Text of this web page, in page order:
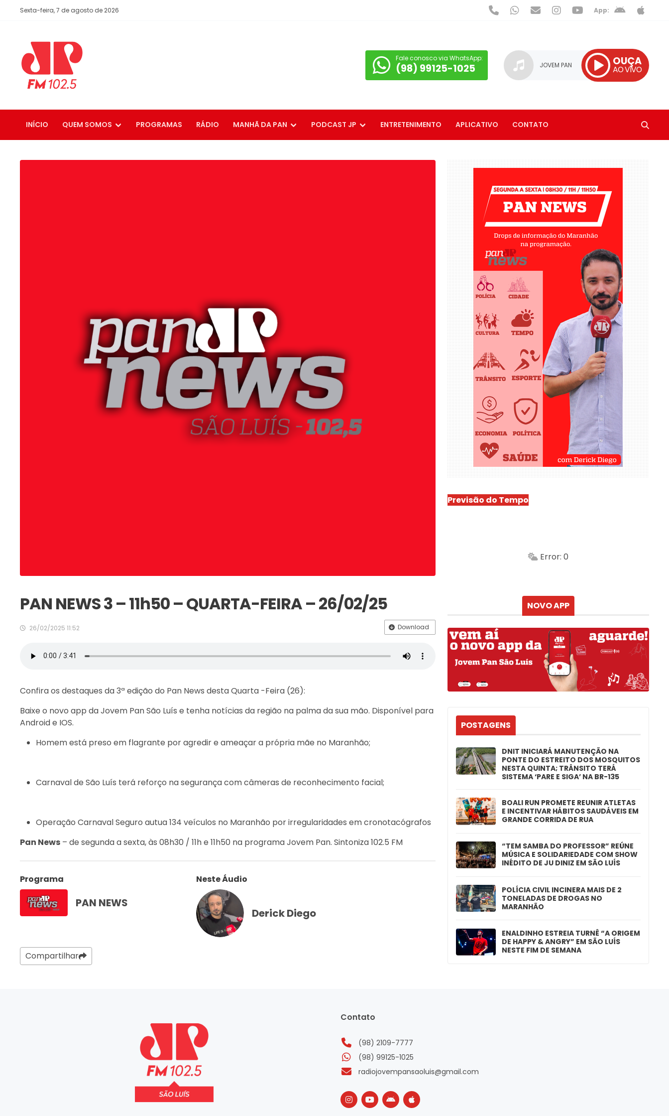
Sexta-feira, 7 de agosto de 2026 App:
Fale conosco via WhatsApp:
(98) 99125-1025 JOVEM PAN OUÇA
AO VIVO
INÍCIO QUEM SOMOS PROGRAMAS RÁDIO MANHÃ DA PAN PODCAST JP ENTRETENIMENTO APLICATIVO CONTATO
PAN NEWS 3 – 11h50 – QUARTA-FEIRA – 26/02/25
26/02/2025 11:52 Download
Confira os destaques da 3ª edição do Pan News desta Quarta -Feira (26):
Baixe o novo app da Jovem Pan São Luís e tenha notícias da região na palma da sua mão. Disponível para
Android e IOS.
Homem está preso em flagrante por agredir e ameaçar a própria mãe no Maranhão;
Carnaval de São Luís terá reforço na segurança com câmeras de reconhecimento facial;
Operação Carnaval Seguro autua 134 veículos no Maranhão por irregularidades em cronotacógrafos
Pan News – de segunda a sexta, às 08h30 / 11h e 11h50 na programa Jovem Pan. Sintoniza 102.5 FM
Programa
PAN NEWS
Neste Áudio
Derick Diego
Compartilhar
Previsão do Tempo
Min.
Error: 0
NOVO APP
POSTAGENS
DNIT INICIARÁ MANUTENÇÃO NA
PONTE DO ESTREITO DOS MOSQUITOS
NESTA QUINTA; TRÂNSITO TERÁ
SISTEMA ‘PARE E SIGA’ NA BR-135
BOALI RUN PROMETE REUNIR ATLETAS
E INCENTIVAR HÁBITOS SAUDÁVEIS EM
GRANDE CORRIDA DE RUA
“TEM SAMBA DO PROFESSOR” REÚNE
MÚSICA E SOLIDARIEDADE COM SHOW
INÉDITO DE JU DINIZ EM SÃO LUÍS
POLÍCIA CIVIL INCINERA MAIS DE 2
TONELADAS DE DROGAS NO
MARANHÃO
ENALDINHO ESTREIA TURNÊ “A ORIGEM
DE HAPPY & ANGRY” EM SÃO LUÍS
NESTE FIM DE SEMANA
Contato
(98) 2109-7777
(98) 99125-1025
radiojovempansaoluis@gmail.com